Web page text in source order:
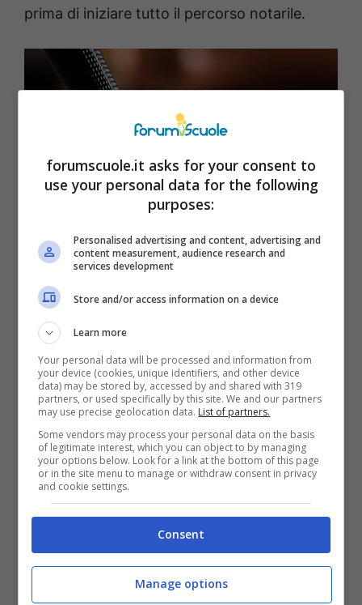
prima di iniziare tutto il percorso notarile.
Tipologie di testamento e i loro relativi costi -forumscuole.it
Premesso, quindi, che ci sono delle variabili a
quelli che potremmo definire prezzi fissi,
possiamo anche dire che c’è una sorta di
tariffario di riferimento che possiamo
prendere in considerazione a seconda della
tipologia di testamento fatto.
Per cui, se iltestamento è olografo, cioè
scritto a mano dal de cuius,con annessa
data e firma dello stesso, redigerlo è
chiaramente gratuito il costo a cui si fa
riferimento riguarda il deposito presso un
forumscuole.it asks for your consent to
use your personal data for the following
purposes:
Personalised advertising and content, advertising and
content measurement, audience research and
services development
Store and/or access information on a device
Learn more
Your personal data will be processed and information from
your device (cookies, unique identifiers, and other device
data) may be stored by, accessed by and shared with 319
partners, or used specifically by this site. We and our partners
may use precise geolocation data. List of partners.
Some vendors may process your personal data on the basis
of legitimate interest, which you can object to by managing
your options below. Look for a link at the bottom of this page
or in the site menu to manage or withdraw consent in privacy
and cookie settings.
Consent
Manage options